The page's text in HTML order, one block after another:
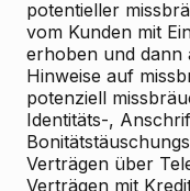
potentieller
vom Kunden mit
erhoben und dann
Hinweise auf
potenziell
Identitäts-,
Verträgen über
Verträgen mit